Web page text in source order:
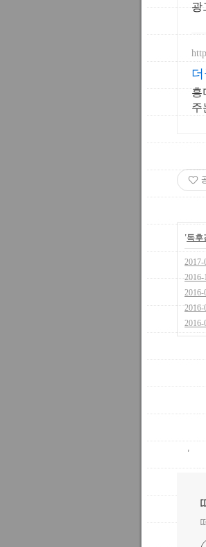
광
흥
주
'독후
2016-
,